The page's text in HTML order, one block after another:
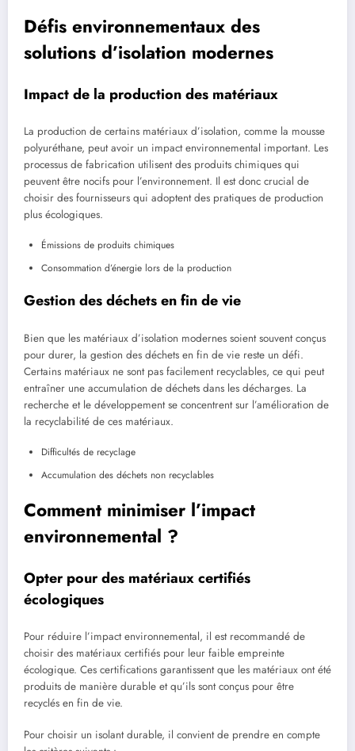
Défis environnementaux des
solutions d’isolation modernes
Impact de la production des matériaux
La production de certains matériaux d’isolation, comme la mousse
polyuréthane, peut avoir un impact environnemental important. Les
processus de fabrication utilisent des produits chimiques qui
peuvent être nocifs pour l’environnement. Il est donc crucial de
choisir des fournisseurs qui adoptent des pratiques de production
plus écologiques.
Émissions de produits chimiques
Consommation d’énergie lors de la production
Gestion des déchets en fin de vie
Bien que les matériaux d’isolation modernes soient souvent conçus
pour durer, la gestion des déchets en fin de vie reste un défi.
Certains matériaux ne sont pas facilement recyclables, ce qui peut
entraîner une accumulation de déchets dans les décharges. La
recherche et le développement se concentrent sur l’amélioration de
la recyclabilité de ces matériaux.
Difficultés de recyclage
Accumulation des déchets non recyclables
Comment minimiser l’impact
environnemental ?
Opter pour des matériaux certifiés
écologiques
Pour réduire l’impact environnemental, il est recommandé de
choisir des matériaux certifiés pour leur faible empreinte
écologique. Ces certifications garantissent que les matériaux ont été
produits de manière durable et qu’ils sont conçus pour être
recyclés en fin de vie.
Pour choisir un isolant durable, il convient de prendre en compte